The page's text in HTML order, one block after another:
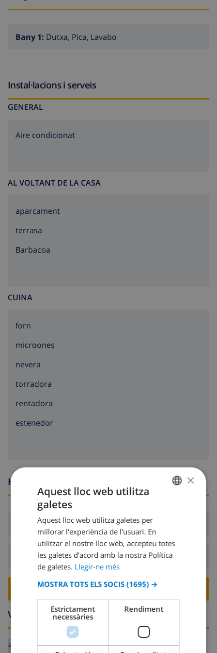
Bany 1: Dutxa, Pica, Lavabo
Instal·lacions i serveis
GENERAL
Aire condicionat
AL VOLTANT DE LA CASA
aparcament
terrasa
barbacoa
CUINA
forn
microones
nevera
torradora
rentadora
estenedor
Hores d’arribada i sortida
Arribada:Des de 16:00 abans 20:00
Sortida: Abans: 10:00
RESERVA AQUESTA VILLA ›
Voltants
DUTCH
SPANISH
CATALAN
ITALIAN
NORWEGIAN
×
Aquest lloc web utilitza
galetes
Aquest lloc web utilitza galetes per
millorar l'experiència de l'usuari. En
utilitzar el nostre lloc web, accepteu totes
les galetes d’acord amb la nostra Política
de galetes. Llegir-ne més
MOSTRA TOTS ELS SOCIS (1695) →
Estrictament
necessàries
Rendiment